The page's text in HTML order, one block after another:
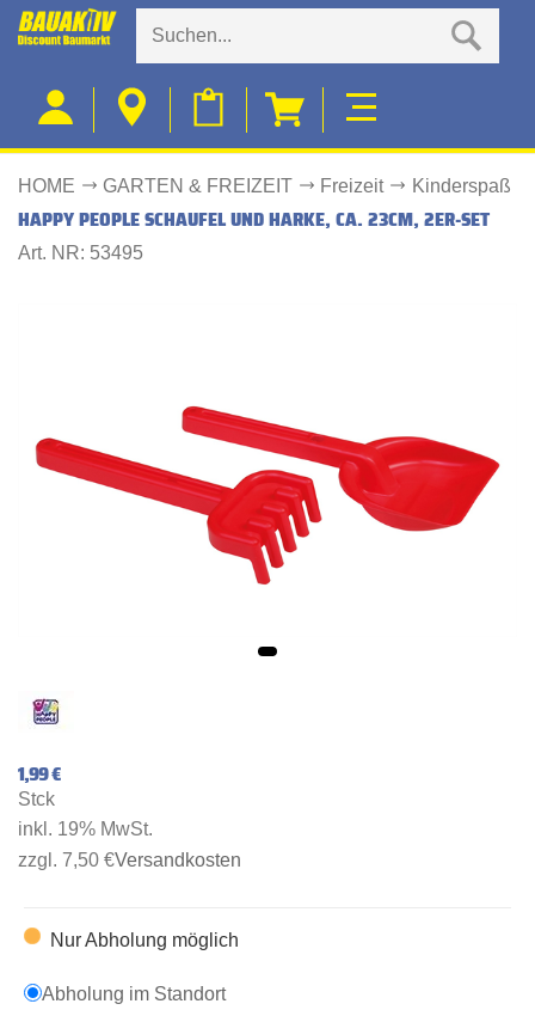
HOME GARTEN & FREIZEIT Freizeit Kinderspaß
HAPPY PEOPLE SCHAUFEL UND HARKE, CA. 23CM, 2ER-SET
Art. NR: 53495
1,99 €
Stck
inkl. 19% MwSt.
zzgl. 7,50 €Versandkosten
Nur Abholung möglich
Abholung im Standort